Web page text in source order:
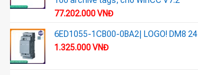
77.202.000VNĐ
6ED1055-1CB00-0BA2| LOGO! DM8 24
1.325.000VNĐ